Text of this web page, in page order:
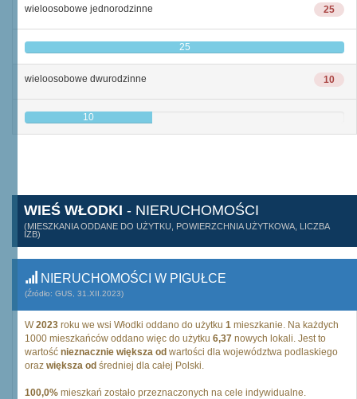
25
wieloosobowe jednorodzinne
25
10
wieloosobowe dwurodzinne
10
WIEŚ WŁODKI - NIERUCHOMOŚCI
(MIESZKANIA ODDANE DO UŻYTKU, POWIERZCHNIA UŻYTKOWA, LICZBA
IZB)
NIERUCHOMOŚCI W PIGUŁCE
(Źródło: GUS, 31.XII.2023)
W2023 roku we wsi Włodki oddano do użytku 1 mieszkanie. Na każdych
1000 mieszkańców oddano więc do użytku 6,37 nowych lokali. Jest to
wartość nieznacznie większa od wartości dla województwa podlaskiego
oraz większa od średniej dla całej Polski.
100,0% mieszkań zostało przeznaczonych na cele indywidualne.